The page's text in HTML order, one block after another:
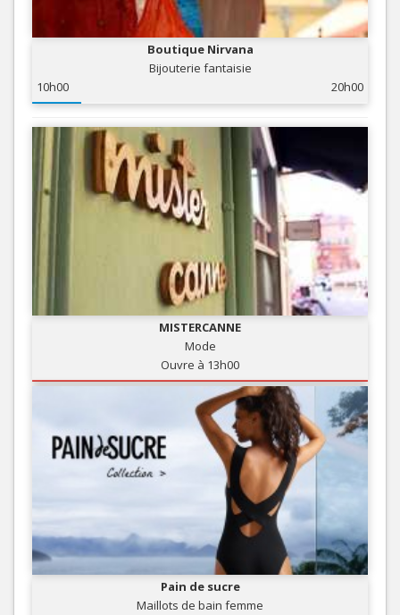
Boutique Nirvana
Bijouterie fantaisie
10h00
20h00
MISTERCANNE
Mode
Ouvre à 13h00
Pain de sucre
Maillots de bain femme